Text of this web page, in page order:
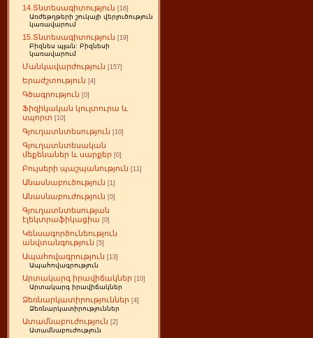
14.Տնտեսագիտություն [16]
Առժեթղթերի շուկայի վերլուծություն
կառավարում
15.Տնտեսագիտություն [19]
Բիզնես պլան: Բիզնեսի
կառավարում
Մանկավարժություն [157]
Երաժշտություն [4]
Գծագրություն [0]
Ֆիզիկական կուլտուրա և
սպորտ [10]
Գյուղատնտեսություն [10]
Գյուղատնտեսական
մեքենաներ և սարքեր [0]
Բույսերի պաշպանություն [11]
Անասնաբուծություն [1]
Անասնաբուժություն [0]
Գյուղատնտեսության
էլեկտրաֆիկացիա [0]
Կենսագործունեություն
անվտանգություն [5]
Ապահովագրություն [13]
Ապահովագրություն
Արտակարգ իրավիճակներ [10]
Արտակարգ իրավիճակներ
Ձեռնարկատիրություններ [4]
Ձեռնարկատիրություններ
Ատամնաբուժություն [2]
Ատամնաբուժություն